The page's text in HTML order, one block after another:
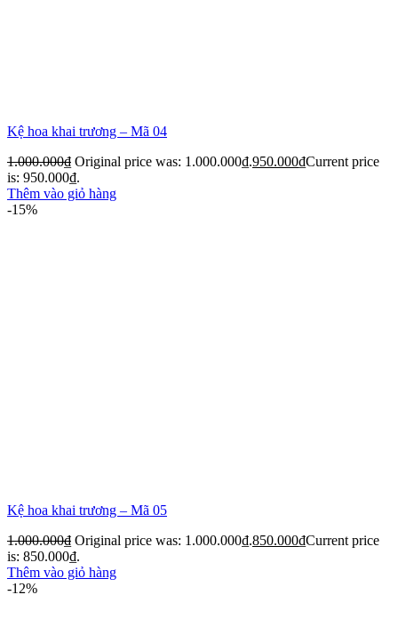
Kệ hoa khai trương – Mã 04
1.000.000₫ Original price was: 1.000.000₫.950.000₫Current price
is: 950.000₫.
Thêm vào giỏ hàng
-15%
Kệ hoa khai trương – Mã 05
1.000.000₫ Original price was: 1.000.000₫.850.000₫Current price
is: 850.000₫.
Thêm vào giỏ hàng
-12%